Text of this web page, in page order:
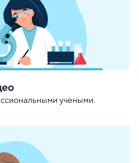
учеными.